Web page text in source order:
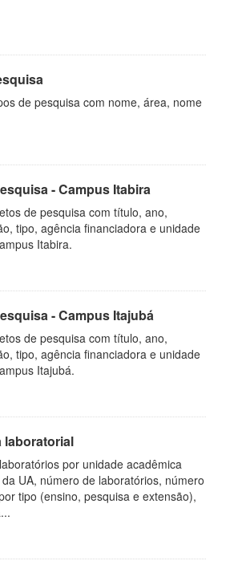
de pesquisa com nome, área, nome
- Campus Itabira
de pesquisa com título, ano,
tipo, agência financiadora e unidade
Itabira.
- Campus Itajubá
de pesquisa com título, ano,
tipo, agência financiadora e unidade
Itajubá.
laboratorial
por unidade acadêmica
UA, número de laboratórios, número
tipo (ensino, pesquisa e extensão),